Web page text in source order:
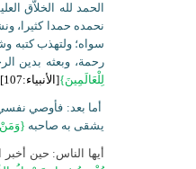
الحمد لله الخلاّق
نحمده حمدا كثيرا،
سواه؛ ولتهذب كتبه
رحمة، وبعثه بدين
لِلْعَالَمِينَ}[الأنبياء:107]
أما بعد: فأوصي نفسي
يشقى به صاحبه
أيها الناس: حين